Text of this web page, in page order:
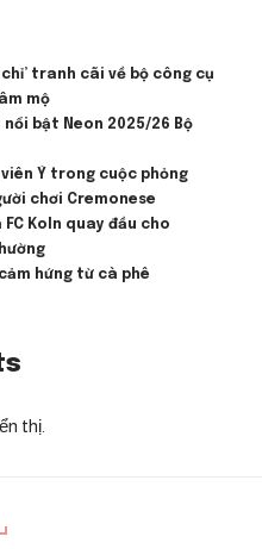
tranh cãi về bộ công cụ
mộ
bật Neon 2025/26 Bộ
Ý trong cuộc phỏng
chơi Cremonese
Koln quay đầu cho
hứng từ cà phê
thị.